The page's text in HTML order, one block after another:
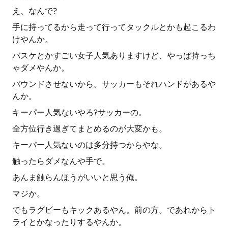
え、なんで?
手に持ってるから走って行ってタックルとかも起こるわ
けやんか。
バスケとかすごい女子人気ありますけど、やっぱ持っち
ゃダメやんか。
バウンドさせないから。サッカーもそれハンドがあるや
んか。
キーパー人気ないやろ?サッカーの。
全方位行き過ぎてまとめるのが大変かも。
キーパー人気ないのは多分持つからやな。
触ったらダメなんや手で。
あんま触らんほうがいいと思う俺。
マジか。
でもラグビーもキックあるやん。前の方。であれからト
ライとかなったりするやんか。